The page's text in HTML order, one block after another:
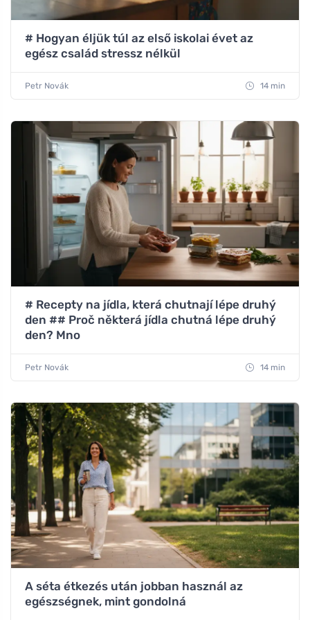
# Hogyan éljük túl az első iskolai évet az
egész család stressz nélkül
Petr Novák 14 min
# Recepty na jídla, která chutnají lépe druhý
den ## Proč některá jídla chutná lépe druhý
den? Mno
Petr Novák 14 min
A séta étkezés után jobban használ az
egészségnek, mint gondolná